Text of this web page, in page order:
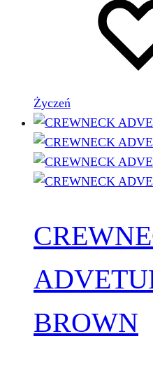
Życzeń
BROWN